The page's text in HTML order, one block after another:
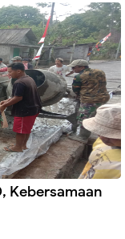
Kebersamaan